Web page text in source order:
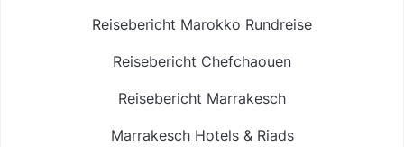
Reisebericht Marokko Rundreise
Reisebericht Chefchaouen
Reisebericht Marrakesch
Marrakesch Hotels & Riads